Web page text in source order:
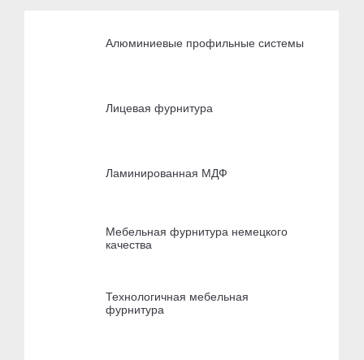
Алюминиевые профильные системы
Лицевая фурнитура
Ламинированная МДФ
Мебельная фурнитура немецкого
качества
Технологичная мебельная
фурнитура